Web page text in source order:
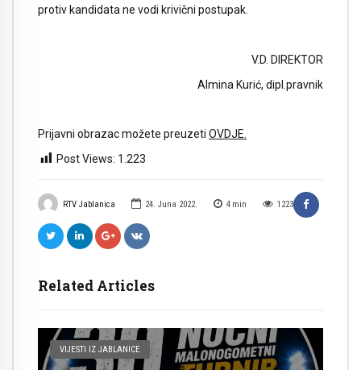
RTV Jablanica 24. Juna 2022. 4 min 1223
Related Articles
VIJESTI IZ JABLANICE
protiv kandidata ne vodi krivični postupak.
V.D. DIREKTOR
Almina Kurić, dipl.pravnik
Prijavni obrazac možete preuzeti OVDJE.
Post Views: 1.223